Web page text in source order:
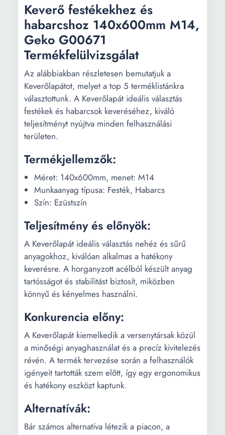
Keverő festékekhez és
habarcshoz 140x600mm M14,
Geko G00671
Termékfelülvizsgálat
Az alábbiakban részletesen bemutatjuk a
Keverőlapátot, melyet a top 5 terméklistánkra
választottunk. A Keverőlapát ideális választás
festékek és habarcsok keveréséhez, kiváló
teljesítményt nyújtva minden felhasználási
területen.
Termékjellemzők:
Méret: 140x600mm, menet: M14
Munkaanyag típusa: Festék, Habarcs
Szín: Ezüstszín
Teljesítmény és előnyök:
A Keverőlapát ideális választás nehéz és sűrű
anyagokhoz, kiválóan alkalmas a hatékony
keverésre. A horganyzott acélból készült anyag
tartósságot és stabilitást biztosít, miközben
könnyű és kényelmes használni.
Konkurencia előny:
A Keverőlapát kiemelkedik a versenytársak közül
a minőségi anyaghasználat és a precíz kivitelezés
révén. A termék tervezése során a felhasználók
igényeit tartották szem előtt, így egy ergonomikus
és hatékony eszközt kaptunk.
Alternatívák:
Bár számos alternatíva létezik a piacon, a